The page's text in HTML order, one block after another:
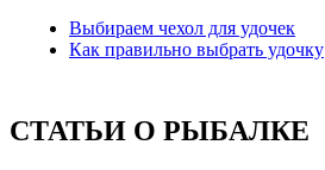
Выбираем чехол для удочек
Как правильно выбрать удочку
СТАТЬИ О РЫБАЛКЕ